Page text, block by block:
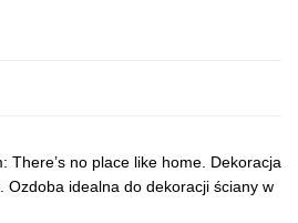
There’s no place like home. Dekoracja
Ozdoba idealna do dekoracji ściany w